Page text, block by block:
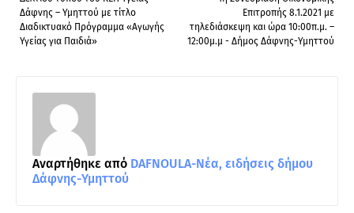
Επιτροπής 8.1.2021 με
τηλεδιάσκεψη και ώρα 10:00π.μ. –
12:00μ.μ - Δήμος Δάφνης-Υμηττού
Δάφνης – Υμηττού με τίτλο
Διαδικτυακό Πρόγραμμα «Αγωγής
Υγείας για Παιδιά»
Αναρτήθηκε από DAFNOULA-Νέα, ειδήσεις δήμου
Δάφνης-Υμηττού